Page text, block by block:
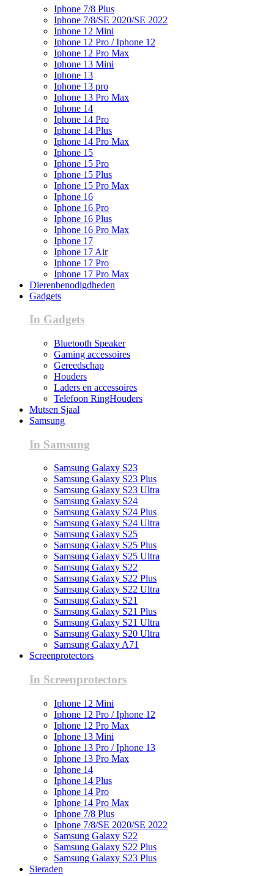
Iphone 7/8 Plus
Iphone 7/8/SE 2020/SE 2022
Iphone 12 Mini
Iphone 12 Pro / Iphone 12
Iphone 12 Pro Max
Iphone 13 Mini
Iphone 13
Iphone 13 pro
Iphone 13 Pro Max
Iphone 14
Iphone 14 Pro
Iphone 14 Plus
Iphone 14 Pro Max
Iphone 15
Iphone 15 Pro
Iphone 15 Plus
Iphone 15 Pro Max
Iphone 16
Iphone 16 Pro
Iphone 16 Plus
Iphone 16 Pro Max
Iphone 17
Iphone 17 Air
Iphone 17 Pro
Iphone 17 Pro Max
Dierenbenodigdheden
Gadgets
In Gadgets
Bluetooth Speaker
Gaming accessoires
Gereedschap
Houders
Laders en accessoires
Telefoon RingHouders
Mutsen Sjaal
Samsung
In Samsung
Samsung Galaxy S23
Samsung Galaxy S23 Plus
Samsung Galaxy S23 Ultra
Samsung Galaxy S24
Samsung Galaxy S24 Plus
Samsung Galaxy S24 Ultra
Samsung Galaxy S25
Samsung Galaxy S25 Plus
Samsung Galaxy S25 Ultra
Samsung Galaxy S22
Samsung Galaxy S22 Plus
Samsung Galaxy S22 Ultra
Samsung Galaxy S21
Samsung Galaxy S21 Plus
Samsung Galaxy S21 Ultra
Samsung Galaxy S20 Ultra
Samsung Galaxy A71
Screenprotectors
In Screenprotectors
Iphone 12 Mini
Iphone 12 Pro / Iphone 12
Iphone 12 Pro Max
Iphone 13 Mini
Iphone 13 Pro / Iphone 13
Iphone 13 Pro Max
Iphone 14
Iphone 14 Plus
Iphone 14 Pro
Iphone 14 Pro Max
Iphone 7/8 Plus
Iphone 7/8/SE 2020/SE 2022
Samsung Galaxy S22
Samsung Galaxy S22 Plus
Samsung Galaxy S23 Plus
Sieraden